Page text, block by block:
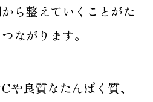
ら整えていくことがた
ながります。
や良質なたんぱく質、